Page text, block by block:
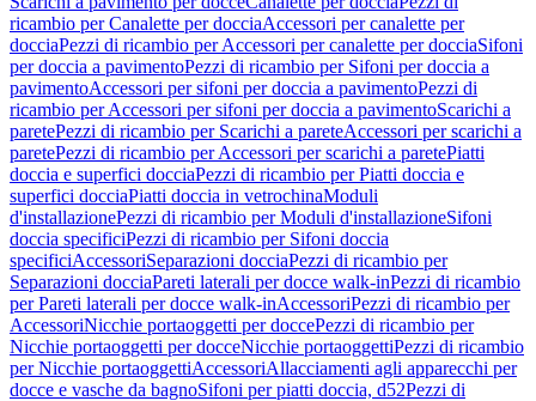
ricambio per Canalette per docciaAccessori per canalette per
docciaPezzi di ricambio per Accessori per canalette per docciaSifoni
per doccia a pavimentoPezzi di ricambio per Sifoni per doccia a
pavimentoAccessori per sifoni per doccia a pavimentoPezzi di
ricambio per Accessori per sifoni per doccia a pavimentoScarichi a
paretePezzi di ricambio per Scarichi a pareteAccessori per scarichi a
paretePezzi di ricambio per Accessori per scarichi a paretePiatti
doccia e superfici docciaPezzi di ricambio per Piatti doccia e
superfici docciaPiatti doccia in vetrochinaModuli
d'installazionePezzi di ricambio per Moduli d'installazioneSifoni
doccia specificiPezzi di ricambio per Sifoni doccia
specificiAccessoriSeparazioni docciaPezzi di ricambio per
Separazioni docciaPareti laterali per docce walk-inPezzi di ricambio
per Pareti laterali per docce walk-inAccessoriPezzi di ricambio per
AccessoriNicchie portaoggetti per doccePezzi di ricambio per
Nicchie portaoggetti per docceNicchie portaoggettiPezzi di ricambio
per Nicchie portaoggettiAccessoriAllacciamenti agli apparecchi per
docce e vasche da bagnoSifoni per piatti doccia, d52Pezzi di